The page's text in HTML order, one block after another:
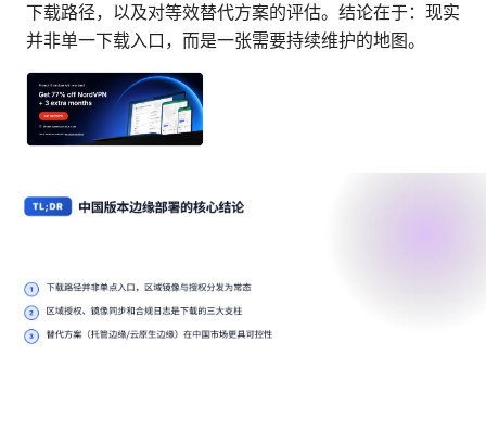
下载路径，以及对等效替代方案的评估。结论在于：现实
并非单一下载入口，而是一张需要持续维护的地图。